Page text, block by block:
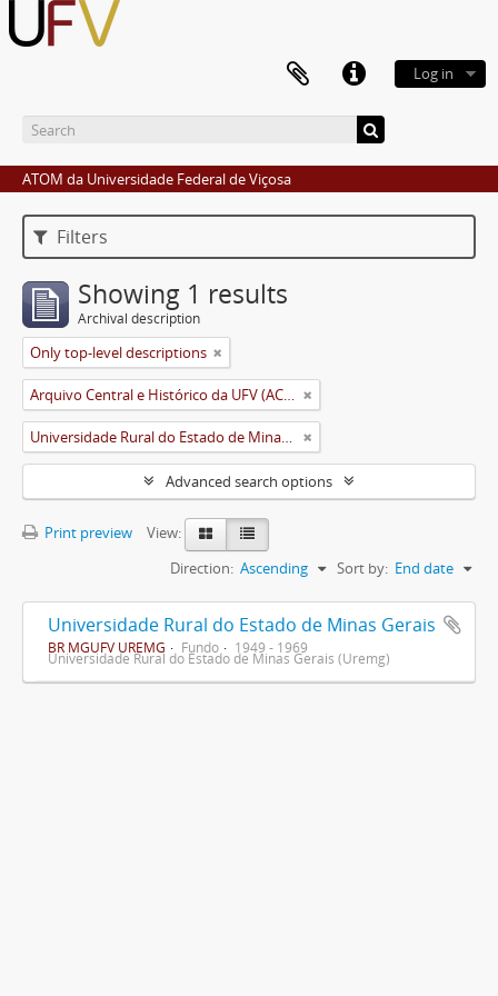
Log in
ATOM da Universidade Federal de Viçosa
Filters
Showing 1 results
Archival description
Only top-level descriptions
Arquivo Central e Histórico da UFV (ACH-UFV)
Universidade Rural do Estado de Minas Gerais (Uremg)
Advanced search options
Print preview
View:
Sort by: End date
Direction: Ascending
Universidade Rural do Estado de Minas Gerais
BR MGUFV UREMG Fundo 1949 - 1969
Universidade Rural do Estado de Minas Gerais (Uremg)